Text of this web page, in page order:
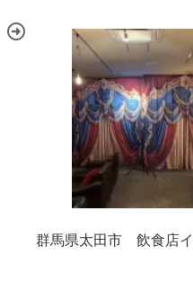
群馬県太田市 飲食店